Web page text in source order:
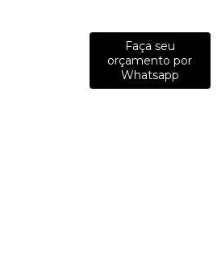
Faça seu
orçamento por
Whatsapp